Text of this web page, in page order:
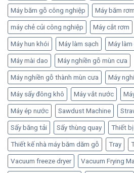
Máy băm gỗ công nghiệp Máy băm rơm
máy chẻ củi công nghiệp Máy cắt rơm
Máy hun khói Máy làm sạch Máy làm
Máy mài dao Máy nghiền gỗ mùn cưa
Máy nghiền gỗ thành mùn cưa Máy
Máy sấy đông khô Máy vắt nước
Máy ép nước Sawdust Machine
Sấy băng tải Sấy thùng quay Thiết
Thiết kế nhà máy băm dăm gỗ Tray
Vacuum freeze dryer Vacuum Frying